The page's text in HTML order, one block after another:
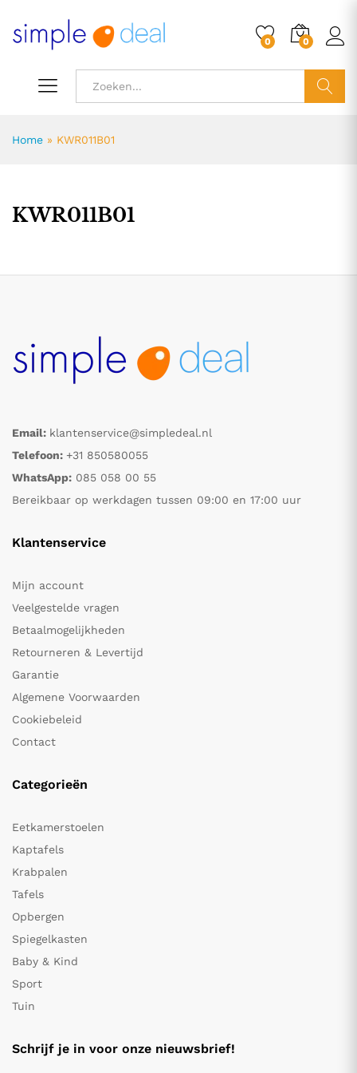
0 0
Home » KWR011B01
KWR011B01
Email: klantenservice@simpledeal.nl
Telefoon: +31 850580055
WhatsApp: 085 058 00 55
Bereikbaar op werkdagen tussen 09:00 en 17:00 uur
Klantenservice
Mijn account
Veelgestelde vragen
Betaalmogelijkheden
Retourneren & Levertijd
Garantie
Algemene Voorwaarden
Cookiebeleid
Contact
Categorieën
Eetkamerstoelen
Kaptafels
Krabpalen
Tafels
Opbergen
Spiegelkasten
Baby & Kind
Sport
Tuin
Schrijf je in voor onze nieuwsbrief!